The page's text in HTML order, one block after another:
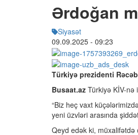
Ərdoğan
Siyasət
09.09.2025 - 09:23
Türkiyə prezidenti
Busaat.az Türkiyə KİV-
“Biz heç vaxt
yeni üzvləri arasında
Qeyd edək ki, müxalifətdə